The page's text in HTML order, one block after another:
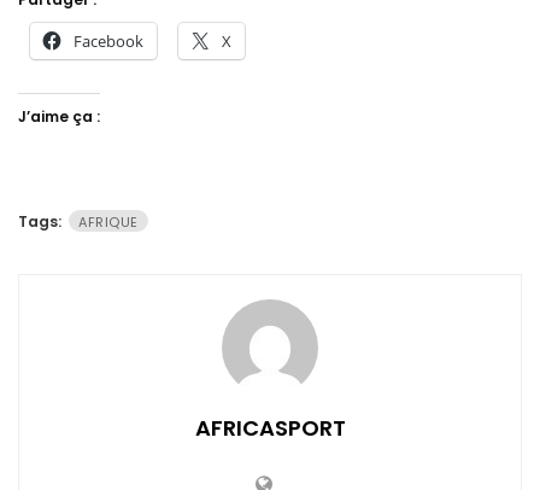
Facebook X
J’aime ça :
Tags: AFRIQUE
AFRICASPORT